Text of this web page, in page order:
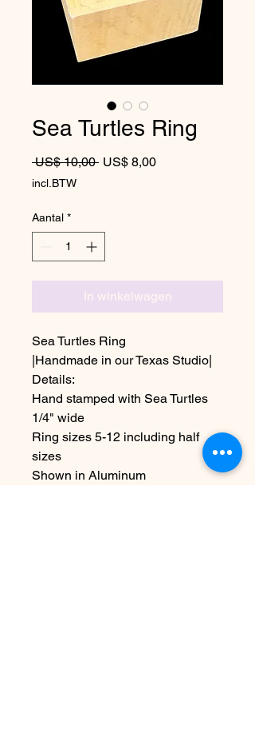
Sea Turtles Ring
US$ 10,00 Normale prijs
US$ 8,00Verkoopprijs
incl.BTW
Aantal *
In winkelwagen
Sea Turtles Ring
|Handmade in our Texas Studio|
Details:
Hand stamped with Sea Turtles
1/4" wide
Ring sizes 5-12 including half
sizes
Shown in Aluminum